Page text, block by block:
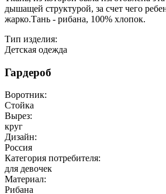
дышащей структурой, за счет чего
жарко.Тань - рибана, 100% хлопок.
Тип изделия:
Детская одежда
Гардероб
Воротник:
Стойка
Вырез:
круг
Дизайн:
Россия
Категория потребителя:
для девочек
Материал:
Рибана